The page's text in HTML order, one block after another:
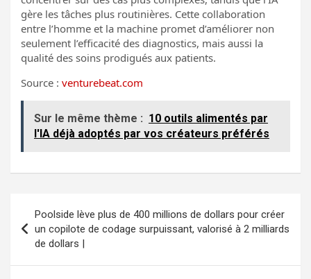
gère les tâches plus routinières. Cette collaboration
entre l’homme et la machine promet d’améliorer non
seulement l’efficacité des diagnostics, mais aussi la
qualité des soins prodigués aux patients.
Source : venturebeat.com
Sur le même thème : 10 outils alimentés par
l'IA déjà adoptés par vos créateurs préférés
de
l’article
Poolside lève plus de 400 millions de dollars pour créer
un copilote de codage surpuissant, valorisé à 2 milliards
de dollars |